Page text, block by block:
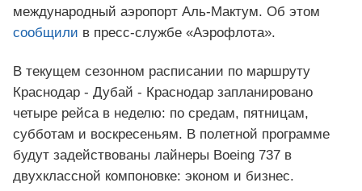
международный аэропорт Аль-Мактум. Об этом
сообщили в пресс-службе «Аэрофлота».
В текущем сезонном расписании по маршруту
Краснодар - Дубай - Краснодар запланировано
четыре рейса в неделю: по средам, пятницам,
субботам и воскресеньям. В полетной программе
будут задействованы лайнеры Boeing 737 в
двухклассной компоновке: эконом и бизнес.